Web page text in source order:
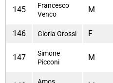
145
Francesco
Venco
M
146 Gloria Grossi F
147
Simone
Picconi
M
Amos